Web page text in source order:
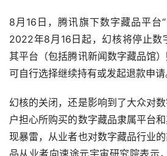
8月16日，腾讯旗下数字藏品平台
2022年8月16日起，幻核将停止数
其平台（包括腾讯新闻数字藏品馆
可自行选择继续持有或发起退款申请
幻核的关闭，还是影响到了大众对
户担心所购买的数字藏品隶属平台
现暴雷，从业者也对数字藏品行业